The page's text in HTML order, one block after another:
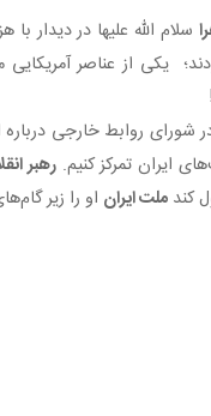
سلام الله علیها در دیدار
یکی از عناصر
روابط خارجی درباره
ایران تمرکز کنیم.رهبر
کند ملت ایران او را زیر